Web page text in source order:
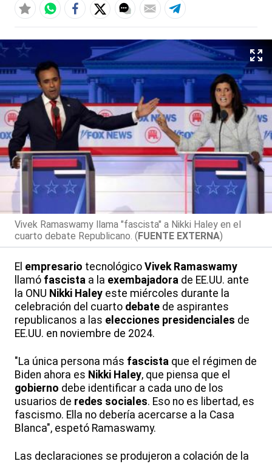
Vivek Ramaswamy llama "fascista" a Nikki Haley en el
cuarto debate Republicano. (FUENTE EXTERNA)
El empresario tecnológico Vivek Ramaswamy
llamó fascista a la exembajadora de EE.UU. ante
la ONU Nikki Haley este miércoles durante la
celebración del cuarto debate de aspirantes
republicanos a las elecciones presidenciales de
EE.UU. en noviembre de 2024.
"La única persona más fascista que el régimen de
Biden ahora es Nikki Haley, que piensa que el
gobierno debe identificar a cada uno de los
usuarios de redes sociales. Eso no es libertad, es
fascismo. Ella no debería acercarse a la Casa
Blanca", espetó Ramaswamy.
Las declaraciones se produjeron a colación de la